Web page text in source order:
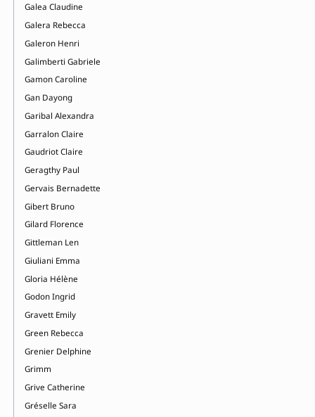
Galea Claudine
Galera Rebecca
Galeron Henri
Galimberti Gabriele
Gamon Caroline
Gan Dayong
Garibal Alexandra
Garralon Claire
Gaudriot Claire
Geragthy Paul
Gervais Bernadette
Gibert Bruno
Gilard Florence
Gittleman Len
Giuliani Emma
Gloria Hélène
Godon Ingrid
Gravett Emily
Green Rebecca
Grenier Delphine
Grimm
Grive Catherine
Gréselle Sara